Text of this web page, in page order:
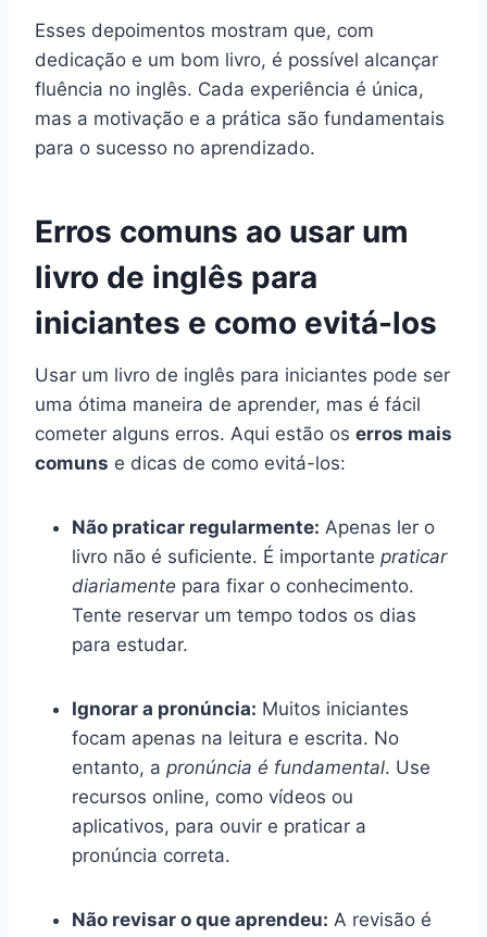
Esses depoimentos mostram que, com
dedicação e um bom livro, é possível alcançar
fluência no inglês. Cada experiência é única,
mas a motivação e a prática são fundamentais
para o sucesso no aprendizado.
Erros comuns ao usar um
livro de inglês para
iniciantes e como evitá-los
Usar um livro de inglês para iniciantes pode ser
uma ótima maneira de aprender, mas é fácil
cometer alguns erros. Aqui estão os erros mais
comuns e dicas de como evitá-los:
Não praticar regularmente: Apenas ler o
livro não é suficiente. É importante praticar
diariamente para fixar o conhecimento.
Tente reservar um tempo todos os dias
para estudar.
Ignorar a pronúncia: Muitos iniciantes
focam apenas na leitura e escrita. No
entanto, a pronúncia é fundamental. Use
recursos online, como vídeos ou
aplicativos, para ouvir e praticar a
pronúncia correta.
Não revisar o que aprendeu: A revisão é